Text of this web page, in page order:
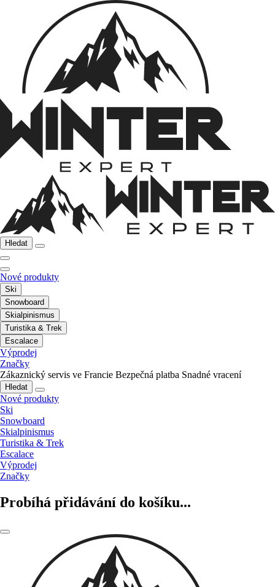
Hledat
Nové produkty
Ski
Snowboard
Skialpinismus
Turistika & Trek
Escalace
Výprodej
Značky
Zákaznický servis ve Francie Bezpečná platba Snadné vracení
Hledat
Nové produkty
Ski
Snowboard
Skialpinismus
Turistika & Trek
Escalace
Výprodej
Značky
Probíhá přidávání do košíku...